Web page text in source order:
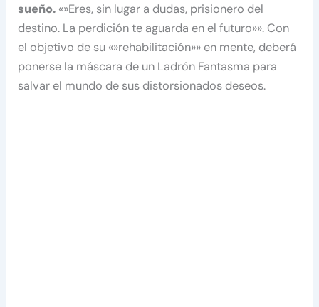
sueño. «»Eres, sin lugar a dudas, prisionero del
destino. La perdición te aguarda en el futuro»». Con
el objetivo de su «»rehabilitación»» en mente, deberá
ponerse la máscara de un Ladrón Fantasma para
salvar el mundo de sus distorsionados deseos.